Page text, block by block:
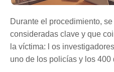
Durante el procedimiento,
consideradas clave y que
la víctima: l os
uno de los policías y los 400